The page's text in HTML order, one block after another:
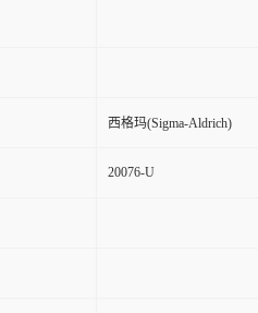
西格玛(Sigma-Aldrich)
20076-U